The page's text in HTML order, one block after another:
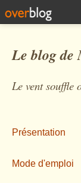
Le blog de
Le vent souffle
Présentation
Mode d'emploi